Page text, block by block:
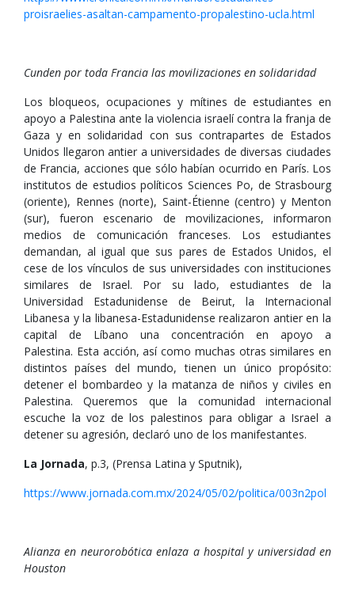
proisraelies-asaltan-campamento-propalestino-ucla.html
Cunden por toda Francia las movilizaciones en solidaridad
Los bloqueos, ocupaciones y mítines de estudiantes en
apoyo a Palestina ante la violencia israelí contra la franja de
Gaza y en solidaridad con sus contrapartes de Estados
Unidos llegaron antier a universidades de diversas ciudades
de Francia, acciones que sólo habían ocurrido en París. Los
institutos de estudios políticos Sciences Po, de Strasbourg
(oriente), Rennes (norte), Saint-Étienne (centro) y Menton
(sur), fueron escenario de movilizaciones, informaron
medios de comunicación franceses. Los estudiantes
demandan, al igual que sus pares de Estados Unidos, el
cese de los vínculos de sus universidades con instituciones
similares de Israel. Por su lado, estudiantes de la
Universidad Estadunidense de Beirut, la Internacional
Libanesa y la libanesa-Estadunidense realizaron antier en la
capital de Líbano una concentración en apoyo a
Palestina. Esta acción, así como muchas otras similares en
distintos países del mundo, tienen un único propósito:
detener el bombardeo y la matanza de niños y civiles en
Palestina. Queremos que la comunidad internacional
escuche la voz de los palestinos para obligar a Israel a
detener su agresión, declaró uno de los manifestantes.
La Jornada, p.3, (Prensa Latina y Sputnik),
https://www.jornada.com.mx/2024/05/02/politica/003n2pol
Alianza en neurorobótica enlaza a hospital y universidad en
Houston